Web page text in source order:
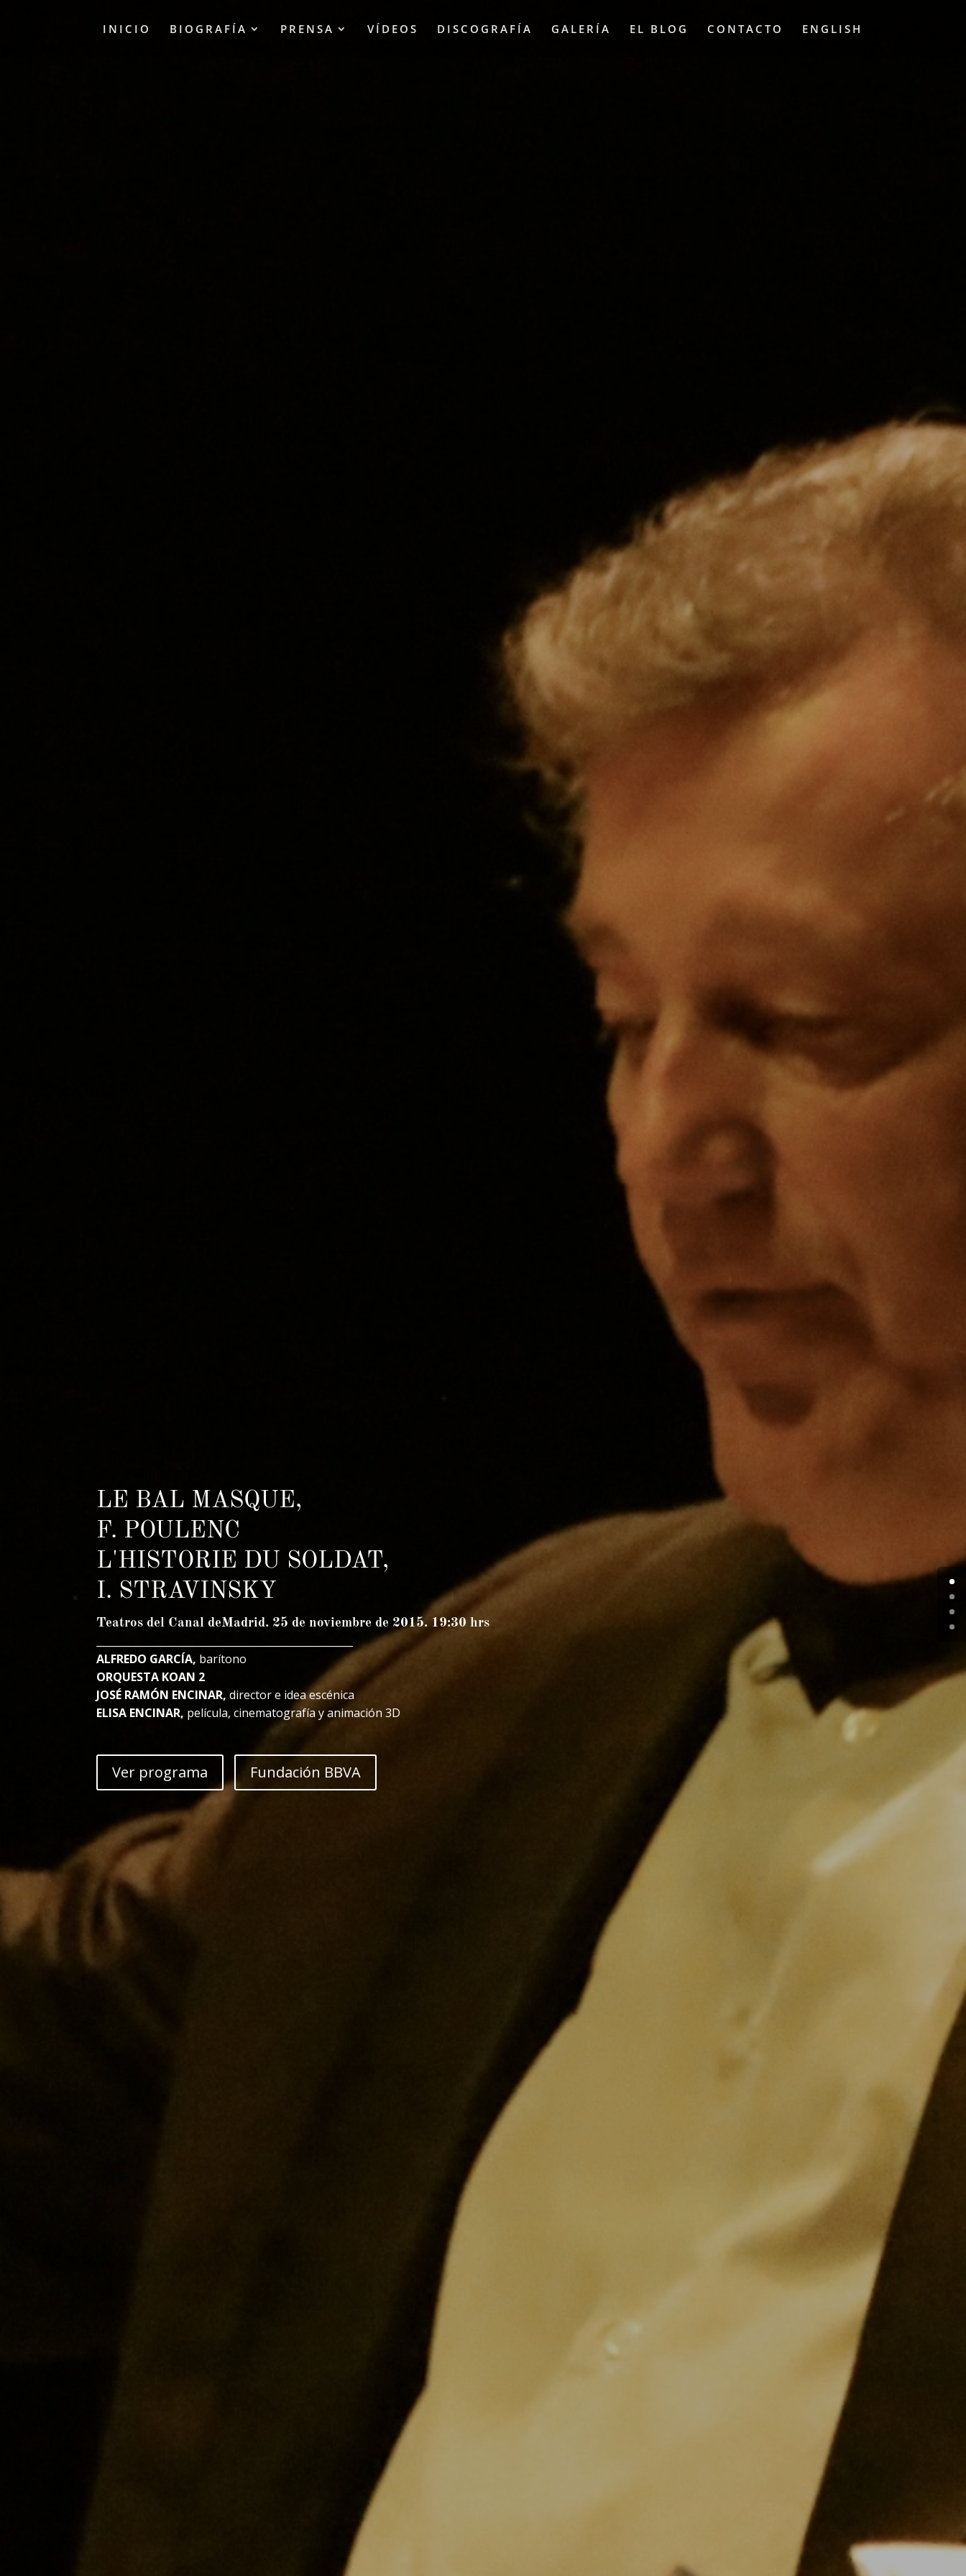
INICIO BIOGRAFÍA PRENSA VÍDEOS DISCOGRAFÍA GALERÍA EL BLOG CONTACTO ENGLISH
LE BAL MASQUE,
F. POULENC
L'HISTORIE DU SOLDAT,
I. STRAVINSKY
Teatros del Canal deMadrid. 25 de noviembre de 2015. 19:30 hrs
ALFREDO GARCÍA, barítono
ORQUESTA KOAN 2
JOSÉ RAMÓN ENCINAR, director e idea escénica
ELISA ENCINAR, película, cinematografía y animación 3D
Ver programa Fundación BBVA